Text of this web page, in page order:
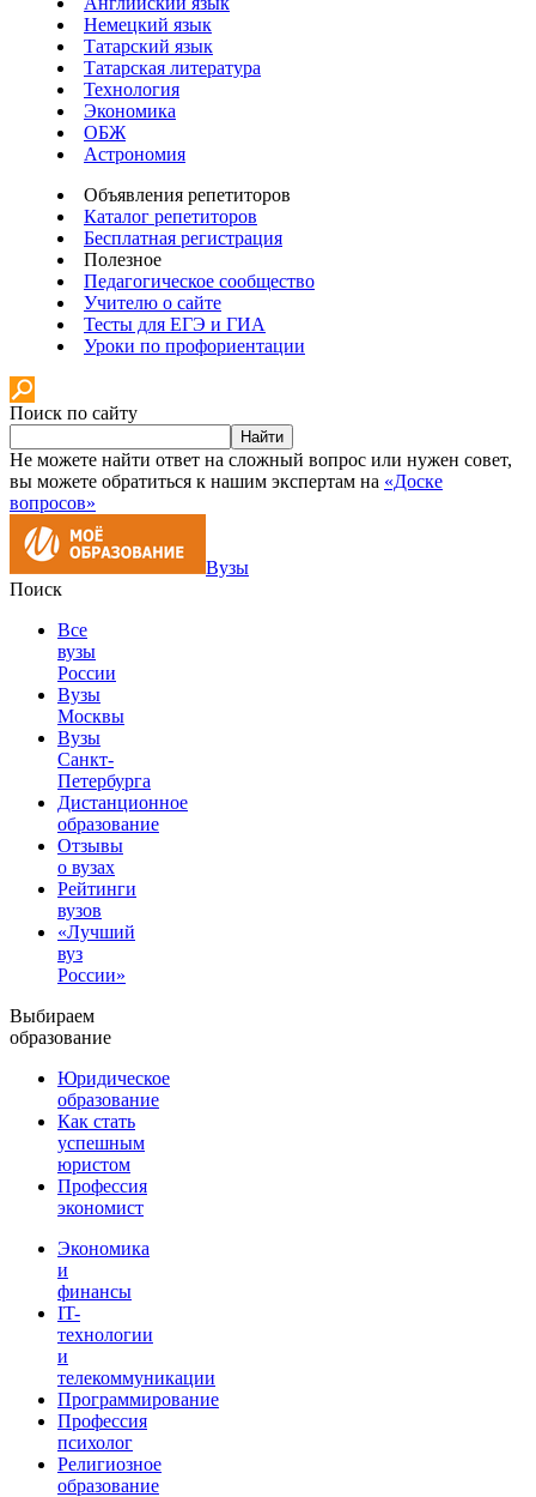
Немецкий язык
Татарский язык
Татарская литература
Технология
Экономика
ОБЖ
Астрономия
Объявления репетиторов
Каталог репетиторов
Бесплатная регистрация
Полезное
Педагогическое сообщество
Учителю о сайте
Тесты для ЕГЭ и ГИА
Уроки по профориентации
Поиск по сайту
Найти
Не можете найти ответ на сложный вопрос или нужен совет,
вы можете обратиться к нашим экспертам на «Доске
вопросов»
Вузы
Поиск
Все
вузы
России
Вузы
Москвы
Вузы
Санкт-
Петербурга
Дистанционное
образование
Отзывы
о вузах
Рейтинги
вузов
«Лучший
вуз
России»
Выбираем
образование
Юридическое
образование
Как стать
успешным
юристом
Профессия
экономист
Экономика
и
финансы
IT-
технологии
и
телекоммуникации
Программирование
Профессия
психолог
Религиозное
образование